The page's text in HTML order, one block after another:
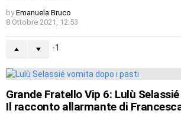
by Emanuela Bruco
8 Ottobre 2021, 12:53
-1
Grande Fratello Vip 6: Lulù
Il racconto allarmante di